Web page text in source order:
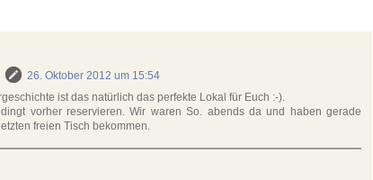
26. Oktober 2012 um 15:54
ist das natürlich das perfekte Lokal für Euch :-).
vorher reservieren. Wir waren So. abends da und haben gerade
freien Tisch bekommen.